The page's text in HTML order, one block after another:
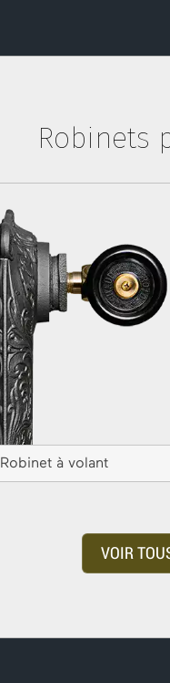
Robinets
Robinet à volant
VOIR